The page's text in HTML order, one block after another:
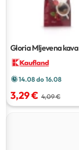
Gloria Mljevena kava
14.08 do 16.08
3,29 € 4,09 €